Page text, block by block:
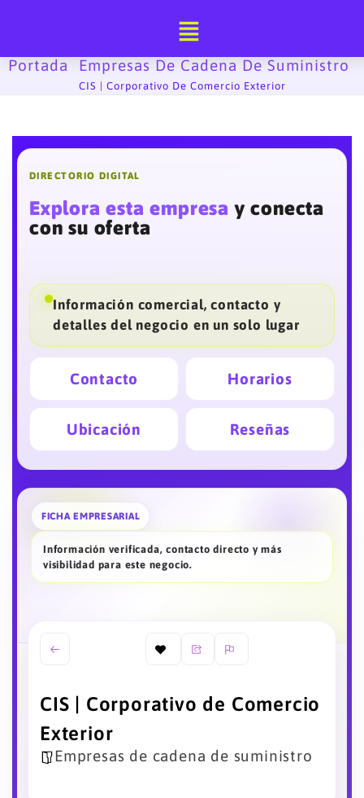
contenido
Portada Empresas De Cadena De Suministro
CIS | Corporativo De Comercio Exterior
DIRECTORIO DIGITAL
Explora esta empresa y conecta
con su oferta
Información comercial, contacto y
detalles del negocio en un solo lugar
Contacto Horarios
Ubicación Reseñas
FICHA EMPRESARIAL
Información verificada, contacto directo y más
visibilidad para este negocio.
CIS | Corporativo de Comercio
Exterior
Empresas de cadena de suministro